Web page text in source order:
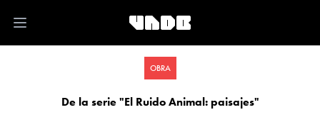
Open main menu
OBRA
De la serie "El Ruido Animal: paisajes"